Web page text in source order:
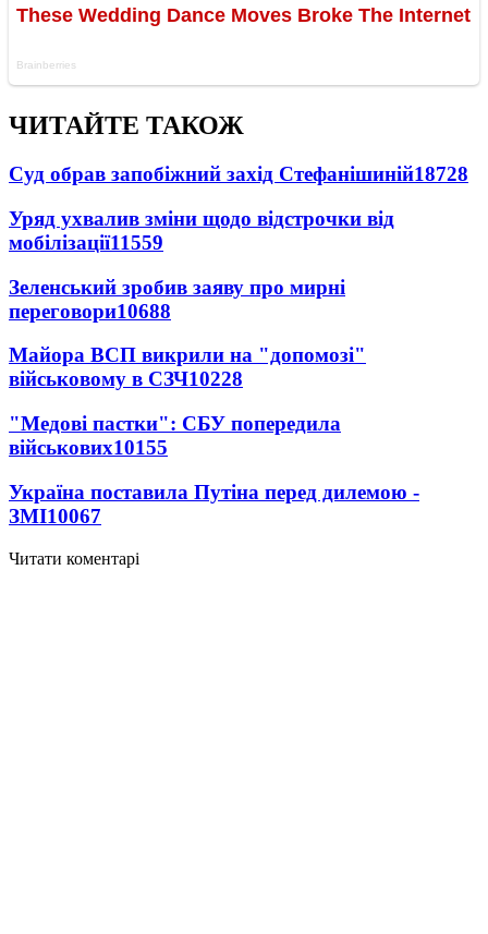
ЧИТАЙТЕ ТАКОЖ
Суд обрав запобіжний захід Стефанішиній18728
Уряд ухвалив зміни щодо відстрочки від
мобілізації11559
Зеленський зробив заяву про мирні
переговори10688
Майора ВСП викрили на "допомозі"
військовому в СЗЧ10228
"Медові пастки": СБУ попередила
військових10155
Україна поставила Путіна перед дилемою -
ЗМІ10067
Читати коментарі